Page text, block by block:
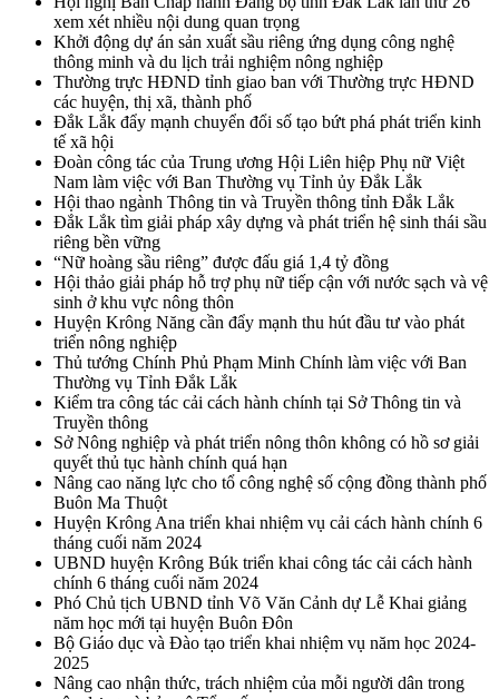
xem xét nhiều nội dung quan trọng
Khởi động dự án sản xuất sầu riêng ứng dụng công nghệ
thông minh và du lịch trải nghiệm nông nghiệp
Thường trực HĐND tỉnh giao ban với Thường trực HĐND
các huyện, thị xã, thành phố
Đắk Lắk đẩy mạnh chuyển đổi số tạo bứt phá phát triển kinh
tế xã hội
Đoàn công tác của Trung ương Hội Liên hiệp Phụ nữ Việt
Nam làm việc với Ban Thường vụ Tỉnh ủy Đắk Lắk
Hội thao ngành Thông tin và Truyền thông tỉnh Đắk Lắk
Đắk Lắk tìm giải pháp xây dựng và phát triển hệ sinh thái sầu
riêng bền vững
“Nữ hoàng sầu riêng” được đấu giá 1,4 tỷ đồng
Hội thảo giải pháp hỗ trợ phụ nữ tiếp cận với nước sạch và vệ
sinh ở khu vực nông thôn
Huyện Krông Năng cần đẩy mạnh thu hút đầu tư vào phát
triển nông nghiệp
Thủ tướng Chính Phủ Phạm Minh Chính làm việc với Ban
Thường vụ Tỉnh Đắk Lắk
Kiểm tra công tác cải cách hành chính tại Sở Thông tin và
Truyền thông
Sở Nông nghiệp và phát triển nông thôn không có hồ sơ giải
quyết thủ tục hành chính quá hạn
Nâng cao năng lực cho tổ công nghệ số cộng đồng thành phố
Buôn Ma Thuột
Huyện Krông Ana triển khai nhiệm vụ cải cách hành chính 6
tháng cuối năm 2024
UBND huyện Krông Búk triển khai công tác cải cách hành
chính 6 tháng cuối năm 2024
Phó Chủ tịch UBND tỉnh Võ Văn Cảnh dự Lễ Khai giảng
năm học mới tại huyện Buôn Đôn
Bộ Giáo dục và Đào tạo triển khai nhiệm vụ năm học 2024-
2025
Nâng cao nhận thức, trách nhiệm của mỗi người dân trong